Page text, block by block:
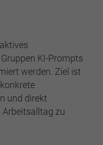
KI-Prompts
werden. Ziel ist
und direkt
zu